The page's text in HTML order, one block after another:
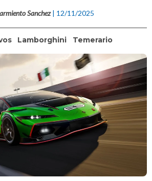
Sanchez | 12/11/2025
Lamborghini Temerario